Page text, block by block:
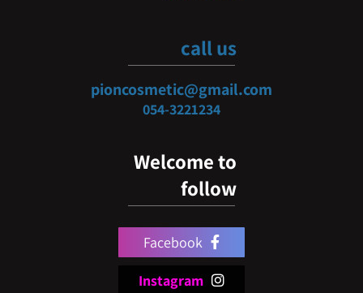
call us
pioncosmetic@gmail.com
054-3221234
Welcome to
follow
Facebook
Instagram